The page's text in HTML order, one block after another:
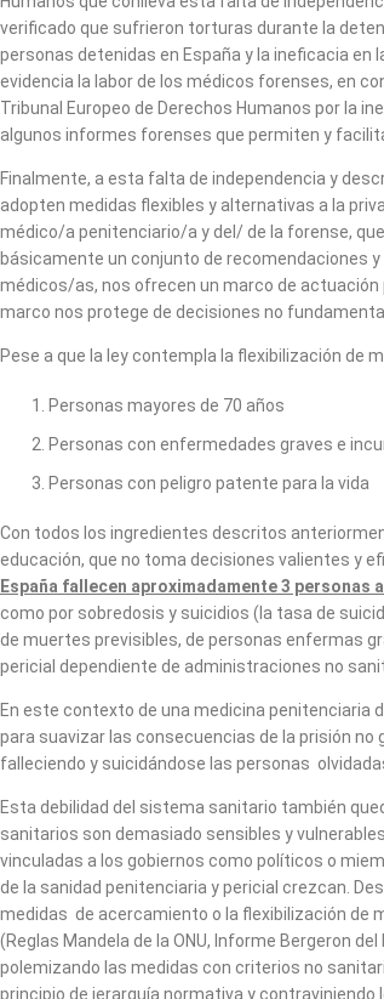
verificado que sufrieron torturas durante la
personas detenidas en España y la ineficacia en
evidencia la labor de los médicos forenses, en
Tribunal Europeo de Derechos Humanos por la
algunos informes forenses que permiten y
Finalmente, a esta falta de independencia y
adopten medidas flexibles y alternativas a la
médico/a penitenciario/a y del/ de la forense,
básicamente un conjunto de recomendaciones
médicos/as, nos ofrecen un marco de actuación
marco nos protege de decisiones no
Pese a que la ley contempla la flexibilización de
Personas mayores de 70 años
Personas con enfermedades graves e
Personas con peligro patente para la vida
Con todos los ingredientes descritos
educación, que no toma decisiones valientes y
España fallecen aproximadamente 3 personas
como por sobredosis y suicidios (la tasa de
de muertes previsibles, de personas enfermas
pericial dependiente de administraciones no
En este contexto de una medicina penitenciaria
para suavizar las consecuencias de la prisión
falleciendo y suicidándose las personas
Esta debilidad del sistema sanitario también
sanitarios son demasiado sensibles y
vinculadas a los gobiernos como políticos o
de la sanidad penitenciaria y pericial crezcan.
medidas de acercamiento o la flexibilización de
(Reglas Mandela de la ONU, Informe Bergeron
polemizando las medidas con criterios no
principio de jerarquía normativa y contraviniendo